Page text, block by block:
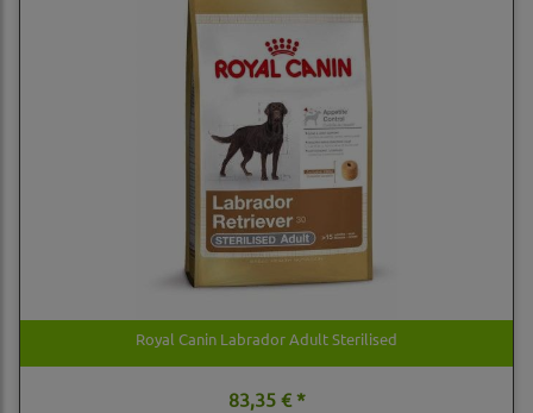
Royal Canin Labrador Adult Sterilised
83,35 € *